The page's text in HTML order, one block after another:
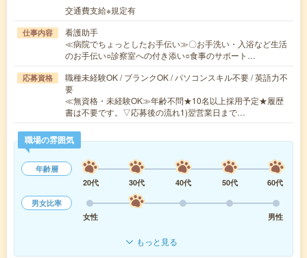
交通費支給※規定有
仕事内容
看護助手
≪病院でちょっとしたお手伝い≫〇お手洗い・入浴など生活
のお手伝い○診察室への付き添い○食事のサポート…
応募資格
職種未経験OK / ブランクOK / パソコンスキル不要 / 英語力不
要
≪無資格・未経験OK≫年齢不問★10名以上採用予定★履歴
書は不要です。▽応募後の流れ1)翌営業日まで…
職場の雰囲気
年齢層
20代
30代 40代 50代
60代
男女比率
女性
男性
もっと見る